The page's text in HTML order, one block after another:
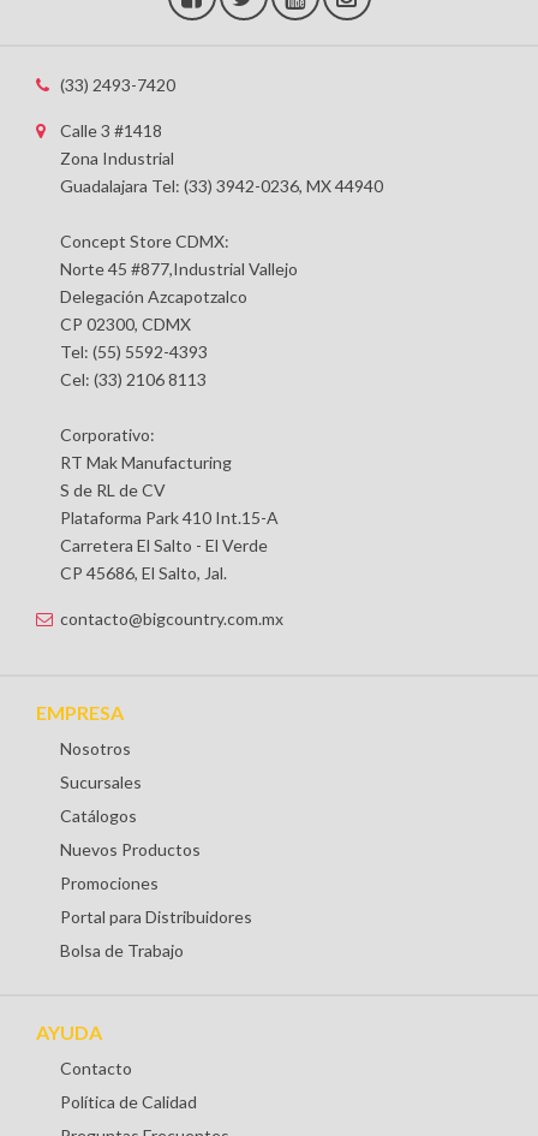
(33) 2493-7420
Calle 3 #1418
Zona Industrial
Guadalajara Tel: (33) 3942-0236, MX 44940
Concept Store CDMX:
Norte 45 #877,Industrial Vallejo
Delegación Azcapotzalco
CP 02300, CDMX
Tel: (55) 5592-4393
Cel: (33) 2106 8113
Corporativo:
RT Mak Manufacturing
S de RL de CV
Plataforma Park 410 Int.15-A
Carretera El Salto - El Verde
CP 45686, El Salto, Jal.
contacto@bigcountry.com.mx
EMPRESA
Nosotros
Sucursales
Catálogos
Nuevos Productos
Promociones
Portal para Distribuidores
Bolsa de Trabajo
AYUDA
Contacto
Política de Calidad